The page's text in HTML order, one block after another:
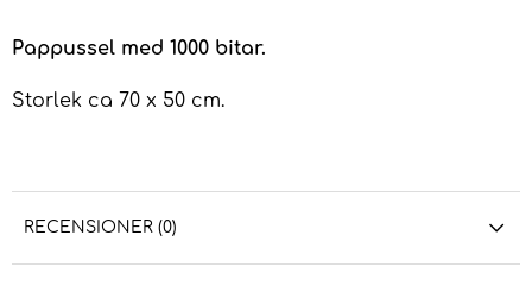
Pappussel med 1000 bitar.
Storlek ca 70 x 50 cm.
RECENSIONER (0)